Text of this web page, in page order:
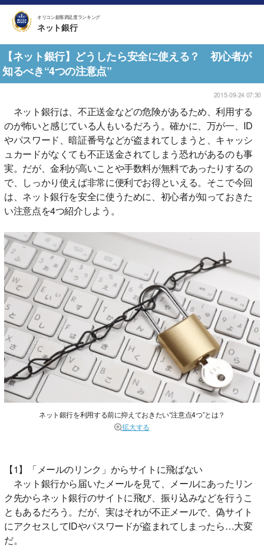
オリコン顧客満足度ランキング
ネット銀行
【ネット銀行】どうしたら安全に使える？ 初心者が
知るべき“4つの注意点”
2015-09-24 07:30
ネット銀行は、不正送金などの危険があるため、利用する
のが怖いと感じている人もいるだろう。確かに、万が一、ID
やパスワード、暗証番号などが盗まれてしまうと、キャッシ
ュカードがなくても不正送金されてしまう恐れがあるのも事
実。だが、金利が高いことや手数料が無料であったりするの
で、しっかり使えば非常に便利でお得といえる。そこで今回
は、ネット銀行を安全に使うために、初心者が知っておきた
い注意点を4つ紹介しよう。
ネット銀行を利用する前に抑えておきたい“注意点4つ”とは？
拡大する
【1】「メールのリンク」からサイトに飛ばない
ネット銀行から届いたメールを見て、メールにあったリン
ク先からネット銀行のサイトに飛び、振り込みなどを行うこ
ともあるだろう。だが、実はそれが不正メールで、偽サイト
にアクセスしてIDやパスワードが盗まれてしまったら…大変
だ。